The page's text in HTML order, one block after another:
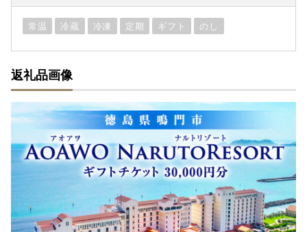
常温 冷蔵 冷凍 定期 ギフト のし
返礼品画像